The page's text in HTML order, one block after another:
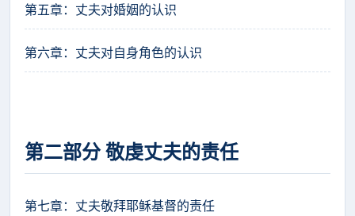
第五章：丈夫对婚姻的认识
第六章：丈夫对自身角色的认识
第二部分 敬虔丈夫的责任
第七章：丈夫敬拜耶稣基督的责任